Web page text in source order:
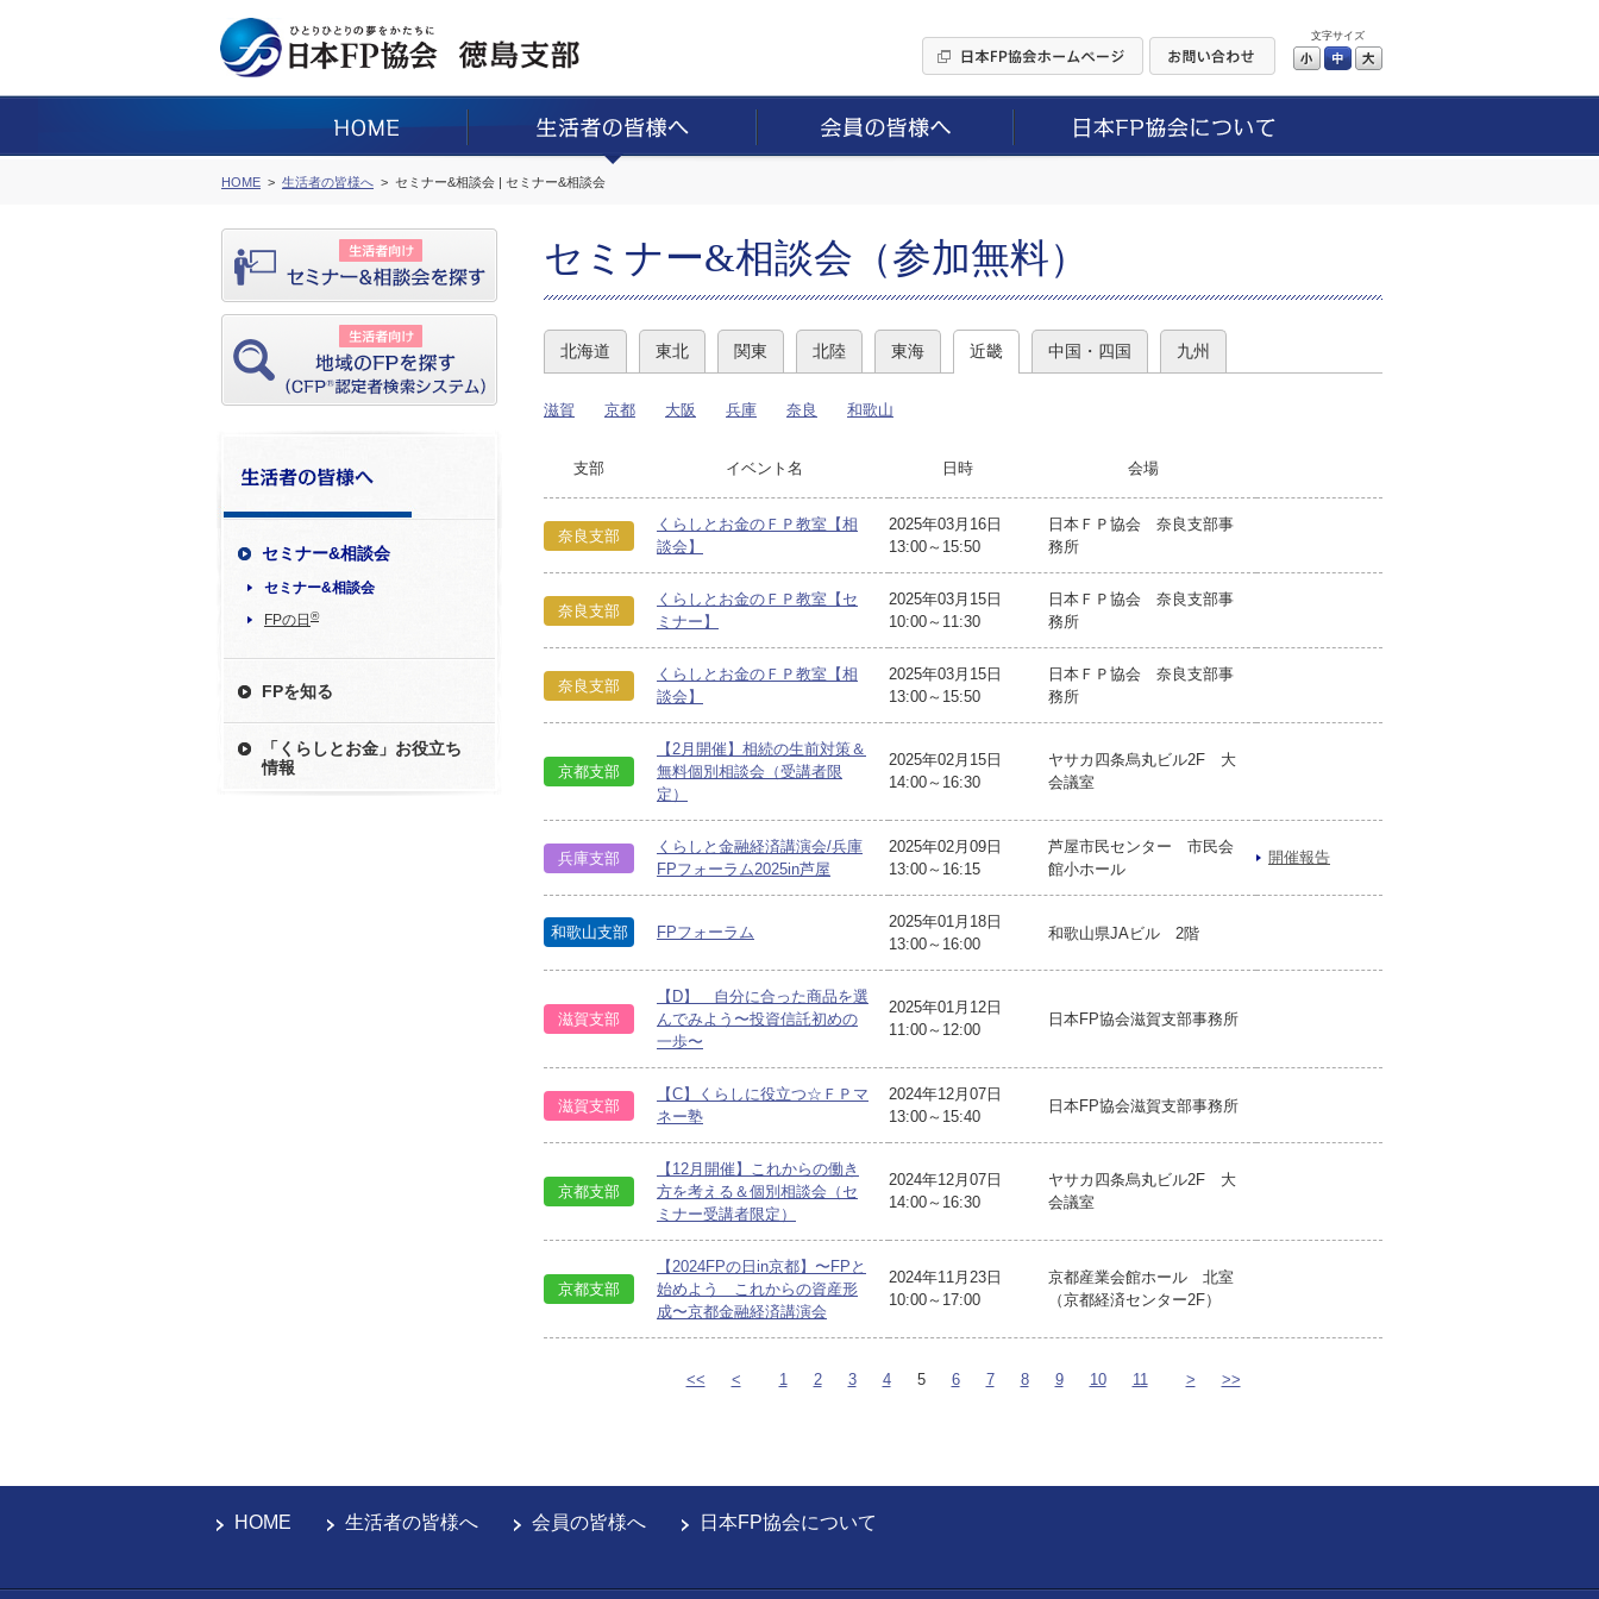
文字サイズ
小 中
HOME 生活者の皆様へ セミナー&相談会 | セミナー&相談会
セミナー&相談会
セミナー&相談会
FPの日 ®
FPを知る
「くらしとお金」お役立ち
情報
セミナー&相談会（参加無料）
北海道 東北 関東 北陸 東海 近畿 中国・四国 九州
滋賀 京都 大阪 兵庫 奈良 和歌山
支部 イベント名 日時 会場
奈良支部
くらしとお金のＦＰ教室【相
談会】
2025年03月16日
13:00～15:50
日本ＦＰ協会 奈良支部事
務所
奈良支部
くらしとお金のＦＰ教室【セ
ミナー】
2025年03月15日
10:00～11:30
日本ＦＰ協会 奈良支部事
務所
奈良支部
くらしとお金のＦＰ教室【相
談会】
2025年03月15日
13:00～15:50
日本ＦＰ協会 奈良支部事
務所
京都支部
【2月開催】相続の生前対策＆
無料個別相談会（受講者限
定）
2025年02月15日
14:00～16:30
ヤサカ四条烏丸ビル2F 大
会議室
兵庫支部
くらしと金融経済講演会/兵庫
FPフォーラム2025in芦屋
2025年02月09日
13:00～16:15
芦屋市民センター 市民会
館小ホール
開催報告
和歌山支部 FPフォーラム
2025年01月18日
13:00～16:00
和歌山県JAビル 2階
滋賀支部
【D】 自分に合った商品を選
んでみよう〜投資信託初めの
一歩〜
2025年01月12日
11:00～12:00
日本FP協会滋賀支部事務所
滋賀支部
【C】くらしに役立つ☆ＦＰマ
ネー塾
2024年12月07日
13:00～15:40
日本FP協会滋賀支部事務所
京都支部
【12月開催】これからの働き
方を考える＆個別相談会（セ
ミナー受講者限定）
2024年12月07日
14:00～16:30
ヤサカ四条烏丸ビル2F 大
会議室
京都支部
【2024FPの日in京都】〜FPと
始めよう これからの資産形
成〜京都金融経済講演会
2024年11月23日
10:00～17:00
京都産業会館ホール 北室
（京都経済センター2F）
<< < 1 2 3 4 5 6 7 8 9 10 11 > >>
HOME 生活者の皆様へ 会員の皆様へ 日本FP協会について